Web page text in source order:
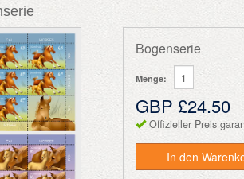
Bogenserie
Menge:
GBP £24.50
Offizieller Preis
In den